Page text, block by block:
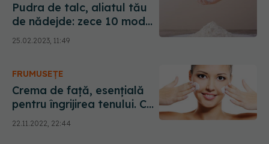
Pudra de talc, aliatul tău
de nădejde: zece 10 moduri
în care o poți folosi.
Descoperă-le pe toate
25.02.2023, 11:49
FRUMUSEȚE
Crema de față, esențială
pentru îngrijirea tenului. Ce
se întâmplă dacă aplici
prea multă
22.11.2022, 22:44